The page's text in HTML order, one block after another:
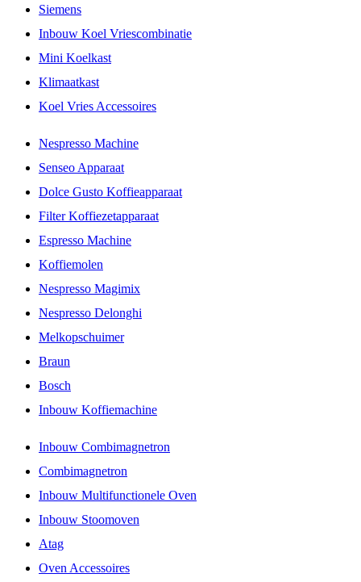
Siemens
Inbouw Koel Vriescombinatie
Mini Koelkast
Klimaatkast
Koel Vries Accessoires
Nespresso Machine
Senseo Apparaat
Dolce Gusto Koffieapparaat
Filter Koffiezetapparaat
Espresso Machine
Koffiemolen
Nespresso Magimix
Nespresso Delonghi
Melkopschuimer
Braun
Bosch
Inbouw Koffiemachine
Inbouw Combimagnetron
Combimagnetron
Inbouw Multifunctionele Oven
Inbouw Stoomoven
Atag
Oven Accessoires